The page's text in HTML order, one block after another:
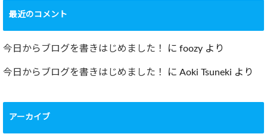
最近のコメント
今日からブログを書きはじめました！ に foozy より
今日からブログを書きはじめました！ に Aoki Tsuneki より
アーカイブ